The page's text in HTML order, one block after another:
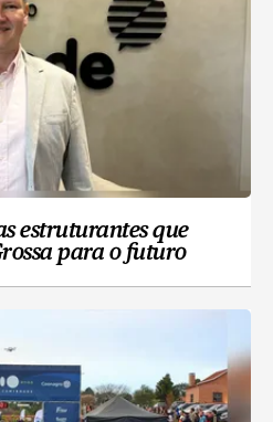
estruturantes que
para o futuro